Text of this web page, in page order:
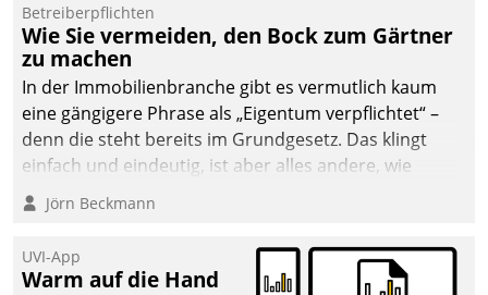
Betreiberpflichten
Wie Sie vermeiden, den Bock zum Gärtner
zu machen
In der Immobilienbranche gibt es vermutlich kaum
eine gängigere Phrase als „Eigentum verpflichtet“ –
denn die steht bereits im Grundgesetz. Das klingt
einfach und eindeutig, ist aber alles andere, wie
Branchenbeschäftigte wissen. Denn mit der
Verantwortung folgen Verpflichtungen.
Jörn Beckmann
UVI-App
Warm auf die Hand